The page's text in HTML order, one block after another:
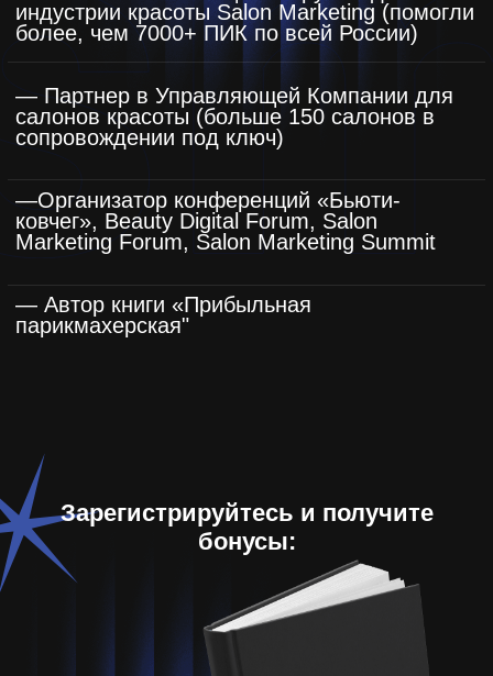
на бесплатном вебинаре,мы раздали
150 сертификатов, из которых к нам
пришло 50 клиентов, а осталось 30.
Я сразу наняла ассистента, теперь
мне проще.
Из 300 рассылок по
холодной базе, 29 откликнулись, 9
записались. По потеряшкам из 140
рассылок, уже 11 записей есть. Подняли